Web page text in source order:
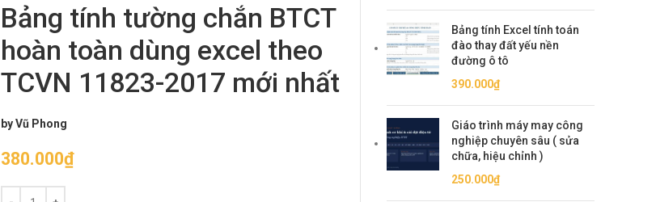
Bảng tính tường chắn BTCT
hoàn toàn dùng excel theo
TCVN 11823-2017 mới nhất
by Vũ Phong
380.000₫
Bảng tính Excel tính toán
đào thay đất yếu nền
đường ô tô
390.000₫
Giáo trình máy may công
nghiệp chuyên sâu ( sửa
chữa, hiệu chỉnh )
250.000₫